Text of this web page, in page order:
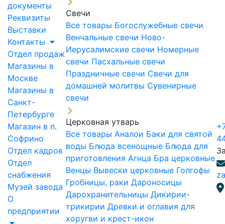
документы
Реквизиты
Выставки
Контакты
Отдел продаж
Магазины в
Москве
Магазины в
Санкт-
Петербурге
Магазин в п.
Софрино
Отдел кадров
Отдел
снабжения
Музей завода
О
предприятии
Свечи
Все товары Богослужебные свечи
Венчальные свечи Ново-
Иерусалимские свечи Номерные
свечи Пасхальные свечи
Праздничные свечи Свечи для
домашней молитвы Сувенирные
свечи
Церковная утварь
Все товары Аналои Баки для святой
воды Блюда всенощные Блюда для
приготовления Агнца Бра церковные
Венцы Вывески церковные Голгофы
Гробницы, раки Дароносицы
Дарохранительницы Дикирии-
трикирии Древки и оглавия для
хоругви и крест-икон